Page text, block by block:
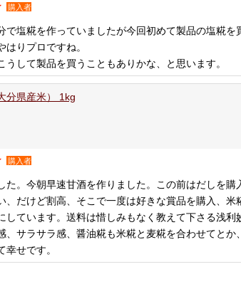
購入者
で塩糀を作っていましたが今回初めて製品の塩糀
りプロですね。
して製品を買うこともありかな、と思います。
分県産米） 1kg
購入者
た。今朝早速甘酒を作りました。この前はだしを
、だけど割高、そこで一度は好きな賞品を購入、米
しています。送料は惜しみもなく教えて下さる浅利
、サラサラ感、醤油糀も米糀と麦糀を合わせてと
幸せです。